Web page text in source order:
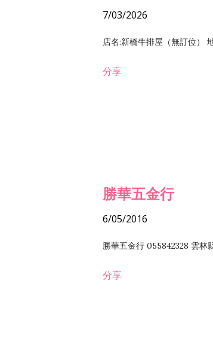
7/03/2026
店名:新橋牛排屋（無訂位）
分享
勝華五金行
6/05/2016
勝華五金行 055842328 雲林
分享